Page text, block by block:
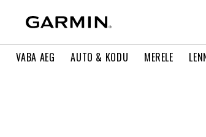
VABA AEG AUTO & KODU MERELE